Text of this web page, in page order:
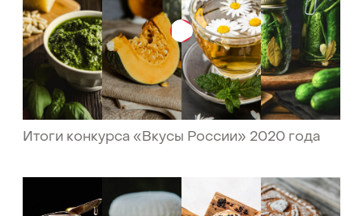
Итоги конкурса «Вкусы России» 2020 года